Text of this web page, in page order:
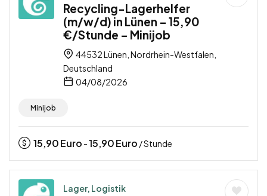
Recycling-Lagerhelfer
(m/w/d) in Lünen – 15,90
€/Stunde – Minijob
44532 Lünen, Nordrhein-Westfalen,
Deutschland
04/08/2026
Minijob
15,90Euro -15,90Euro / Stunde
Lager, Logistik